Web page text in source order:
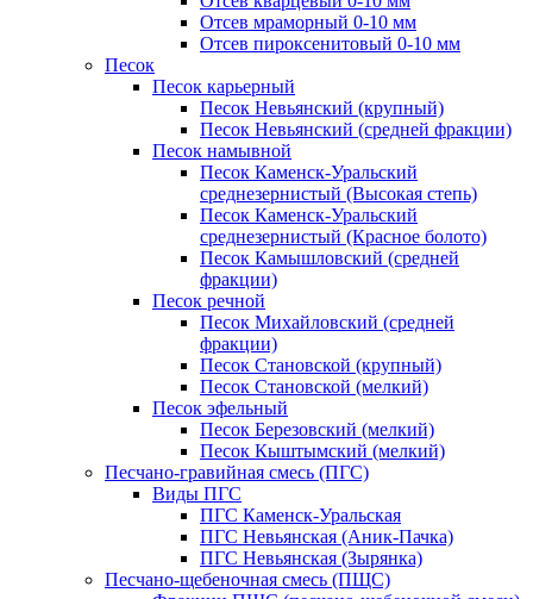
Отсев мраморный 0-10 мм
Отсев пироксенитовый 0-10 мм
Песок
Песок карьерный
Песок Невьянский (крупный)
Песок Невьянский (средней фракции)
Песок намывной
Песок Каменск-Уральский
среднезернистый (Высокая степь)
Песок Каменск-Уральский
среднезернистый (Красное болото)
Песок Камышловский (средней
фракции)
Песок речной
Песок Михайловский (средней
фракции)
Песок Становской (крупный)
Песок Становской (мелкий)
Песок эфельный
Песок Березовский (мелкий)
Песок Кыштымский (мелкий)
Песчано-гравийная смесь (ПГС)
Виды ПГС
ПГС Каменск-Уральская
ПГС Невьянская (Аник-Пачка)
ПГС Невьянская (Зырянка)
Песчано-щебеночная смесь (ПЩС)